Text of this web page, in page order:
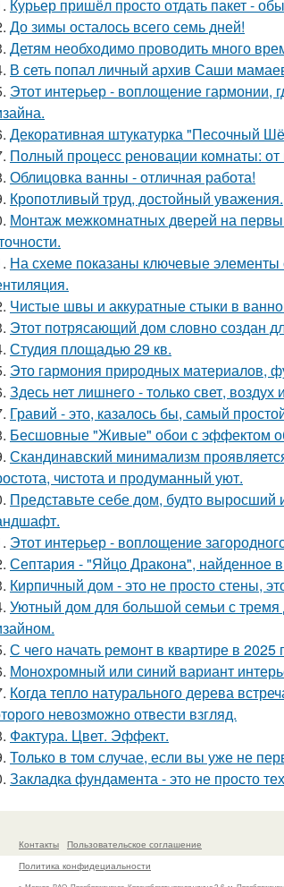
Курьер пришёл просто отдать пакет -
До зимы осталось всего семь дней!
Детям необходимо проводить много
В сеть попал личный архив Саши
Этот интерьер - воплощение гармонии,
Декоративная штукатурка "Песочный
Полный процесс реновации комнаты: от
Облицовка ванны - отличная работа!
Кропотливый труд, достойный уважения.
Монтаж межкомнатных дверей на
На схеме показаны ключевые элементы
Чистые швы и аккуратные стыки в
Этот потрясающий дом словно создан
Студия площадью 29 кв.
Это гармония природных материалов,
Здесь нет лишнего - только свет, воздух
Гравий - это, казалось бы, самый
Бесшовные "Живые" обои с эффектом
Скандинавский минимализм
чистота и продуманный уют.
Представьте себе дом, будто
Этот интерьер - воплощение
Септария - "Яйцо Дракона", найденное
Кирпичный дом - это не просто стены,
Уютный дом для большой семьи с тремя
С чего начать ремонт в квартире в
Монохромный или синий вариант
Когда тепло натурального дерева
невозможно отвести взгляд.
Фактура. Цвет. Эффект.
Только в том случае, если вы уже не
Закладка фундамента - это не просто
Контакты
Пользовательское соглашение
Политика конфидециальности